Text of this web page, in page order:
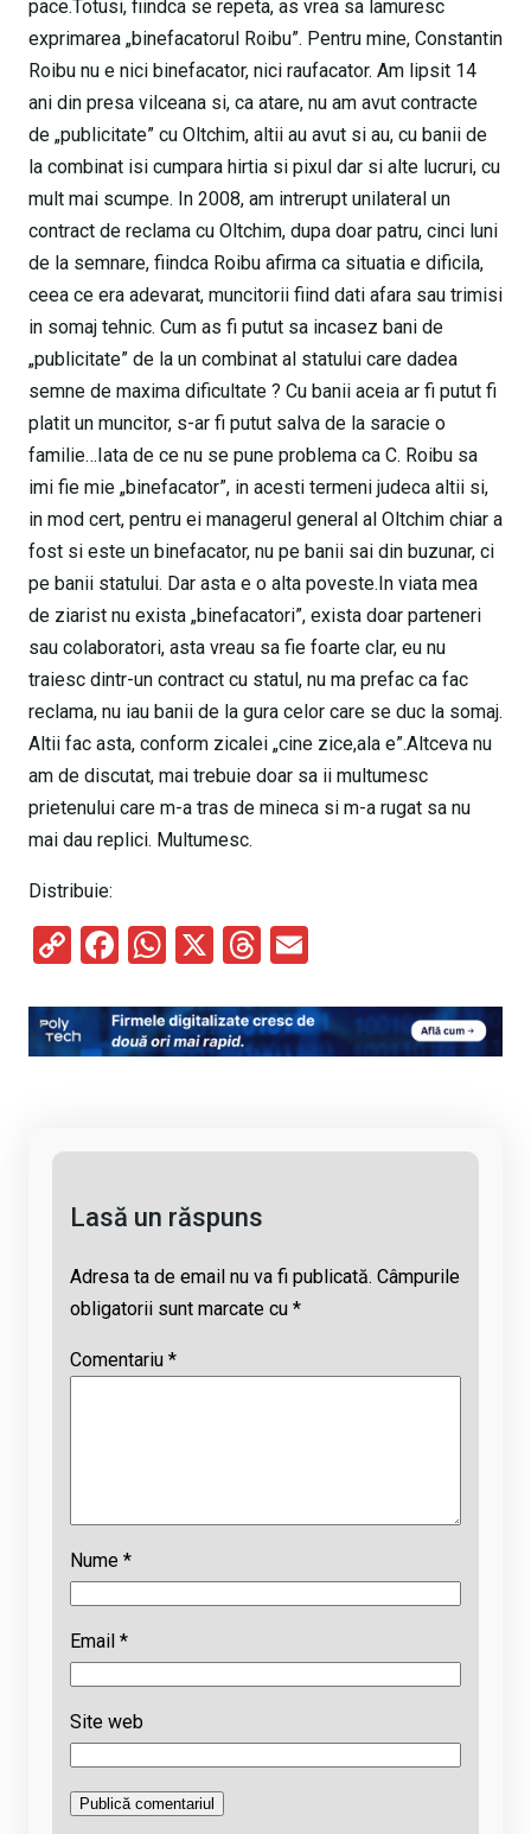
pace.Totusi, fiindca se repeta, as vrea sa lamuresc
exprimarea „binefacatorul Roibu”. Pentru mine, Constantin
Roibu nu e nici binefacator, nici raufacator. Am lipsit 14
ani din presa vilceana si, ca atare, nu am avut contracte
de „publicitate” cu Oltchim, altii au avut si au, cu banii de
la combinat isi cumpara hirtia si pixul dar si alte lucruri, cu
mult mai scumpe. In 2008, am intrerupt unilateral un
contract de reclama cu Oltchim, dupa doar patru, cinci luni
de la semnare, fiindca Roibu afirma ca situatia e dificila,
ceea ce era adevarat, muncitorii fiind dati afara sau trimisi
in somaj tehnic. Cum as fi putut sa incasez bani de
„publicitate” de la un combinat al statului care dadea
semne de maxima dificultate ? Cu banii aceia ar fi putut fi
platit un muncitor, s-ar fi putut salva de la saracie o
familie…Iata de ce nu se pune problema ca C. Roibu sa
imi fie mie „binefacator”, in acesti termeni judeca altii si,
in mod cert, pentru ei managerul general al Oltchim chiar a
fost si este un binefacator, nu pe banii sai din buzunar, ci
pe banii statului. Dar asta e o alta poveste.In viata mea
de ziarist nu exista „binefacatori”, exista doar parteneri
sau colaboratori, asta vreau sa fie foarte clar, eu nu
traiesc dintr-un contract cu statul, nu ma prefac ca fac
reclama, nu iau banii de la gura celor care se duc la somaj.
Altii fac asta, conform zicalei „cine zice,ala e”.Altceva nu
am de discutat, mai trebuie doar sa ii multumesc
prietenului care m-a tras de mineca si m-a rugat sa nu
mai dau replici. Multumesc.
Distribuie:
C
py
Li
F
ce
b
W
at
s
X
T
e
a
ail
Lasă un răspuns
Adresa ta de email nu va fi publicată. Câmpurile
obligatorii sunt marcate cu *
Comentariu *
Nume *
Email *
Site web